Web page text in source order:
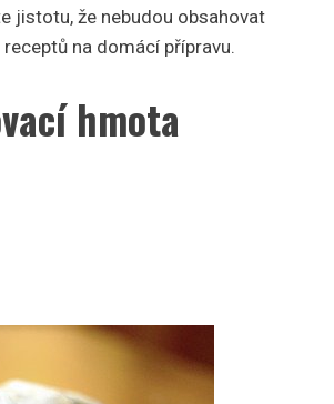
jistotu, že nebudou obsahovat
na domácí přípravu.
hmota